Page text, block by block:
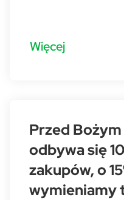
Więcej
Przed
odbywa się
zakupów, o
wymieniamy